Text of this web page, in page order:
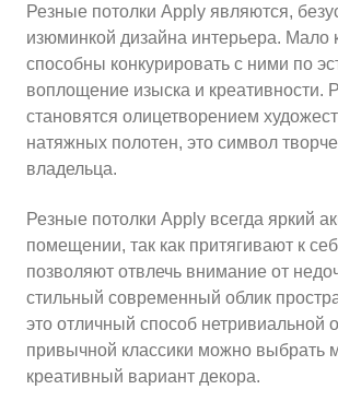
Резные потолки Apply являются,
изюминкой дизайна интерьера. Мало
способны конкурировать с ними по
воплощение изыска и креативности.
становятся олицетворением
натяжных полотен, это символ
владельца.
Резные потолки Apply всегда яркий
помещении, так как притягивают к
позволяют отвлечь внимание от
стильный современный облик
это отличный способ нетривиальной
привычной классики можно выбрать
креативный вариант декора.